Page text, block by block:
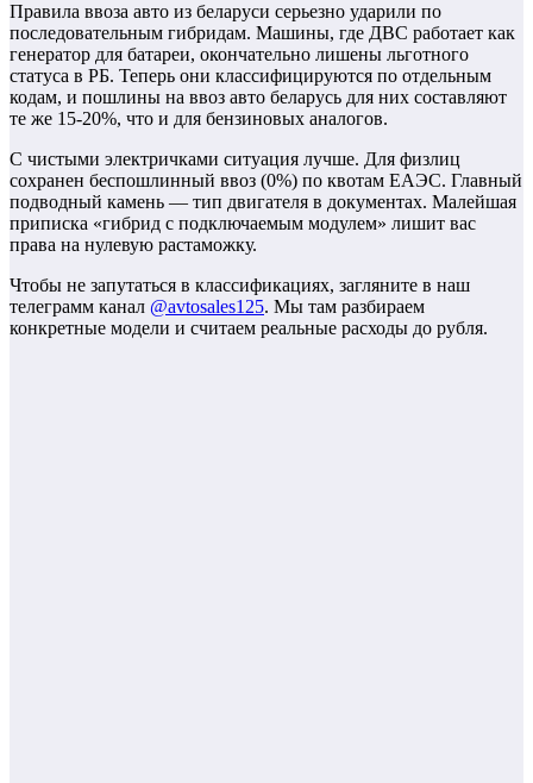
Правила ввоза авто из беларуси серьезно ударили по
последовательным гибридам. Машины, где ДВС работает как
генератор для батареи, окончательно лишены льготного
статуса в РБ. Теперь они классифицируются по отдельным
кодам, и пошлины на ввоз авто беларусь для них составляют
те же 15-20%, что и для бензиновых аналогов.
С чистыми электричками ситуация лучше. Для физлиц
сохранен беспошлинный ввоз (0%) по квотам ЕАЭС. Главный
подводный камень — тип двигателя в документах. Малейшая
приписка «гибрид с подключаемым модулем» лишит вас
права на нулевую растаможку.
Чтобы не запутаться в классификациях, загляните в наш
телеграмм канал @avtosales125. Мы там разбираем
конкретные модели и считаем реальные расходы до рубля.